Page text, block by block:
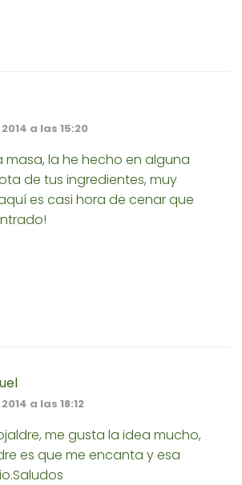
a las 15:20
masa, la he hecho en alguna
de tus ingredientes, muy
es casi hora de cenar que
a las 18:12
me gusta la idea mucho,
es que me encanta y esa